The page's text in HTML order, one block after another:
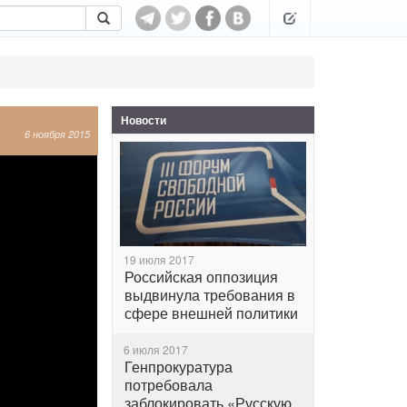
6 ноября 2015
Новости
19 июля 2017
Российская оппозиция
выдвинула требования в
сфере внешней политики
6 июля 2017
Генпрокуратура
потребовала
заблокировать «Русскую